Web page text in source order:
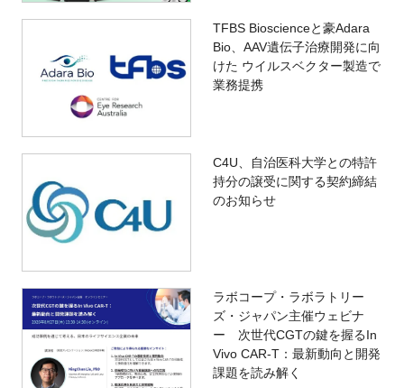
TFBS Bioscienceと豪Adara
Bio、AAV遺伝子治療開発に向
けた ウイルスベクター製造で
業務提携
C4U、自治医科大学との特許
持分の譲受に関する契約締結
のお知らせ
ラボコープ・ラボラトリー
ズ・ジャパン主催ウェビナ
ー 次世代CGTの鍵を握るIn
Vivo CAR-T：最新動向と開発
課題を読み解く